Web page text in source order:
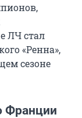
ЛЧ стал
«Ренна»,
сезоне
Франции